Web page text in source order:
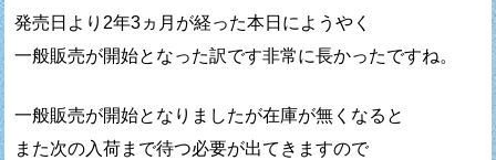
発売日より2年3ヵ月が経った本日にようやく
一般販売が開始となった訳です非常に長かったですね。
一般販売が開始となりましたが在庫が無くなると
また次の入荷まで待つ必要が出てきますので